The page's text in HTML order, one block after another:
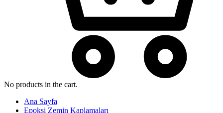
No products in the cart.
Ana Sayfa
Epoksi Zemin Kaplamaları